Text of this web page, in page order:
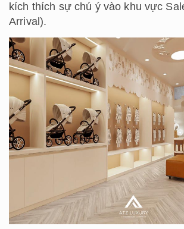
kích thích sự chú ý vào khu vực
Arrival).